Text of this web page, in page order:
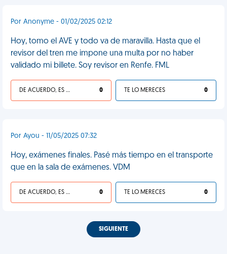
Por Anonyme - 01/02/2025 02:12
Hoy, tomo el AVE y todo va de maravilla. Hasta que el
revisor del tren me impone una multa por no haber
validado mi billete. Soy revisor en Renfe. FML
DE ACUERDO, ES UNA VIDA HP 0 TE LO MERECES 0
Por Ayou - 11/05/2025 07:32
Hoy, exámenes finales. Pasé más tiempo en el transporte
que en la sala de exámenes. VDM
DE ACUERDO, ES UNA VIDA HP 0 TE LO MERECES 0
SIGUIENTE